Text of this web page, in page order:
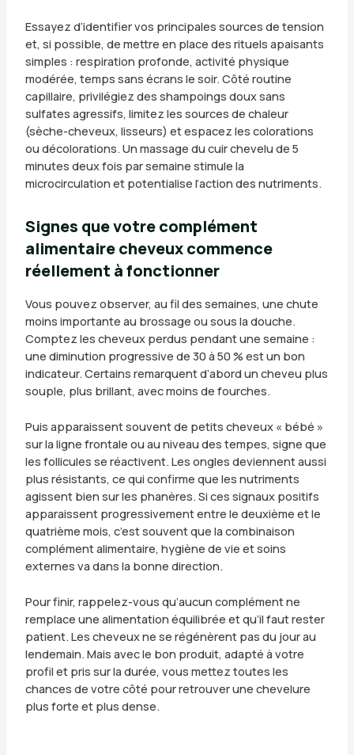
Essayez d’identifier vos principales sources de tension
et, si possible, de mettre en place des rituels apaisants
simples : respiration profonde, activité physique
modérée, temps sans écrans le soir. Côté routine
capillaire, privilégiez des shampoings doux sans
sulfates agressifs, limitez les sources de chaleur
(sèche-cheveux, lisseurs) et espacez les colorations
ou décolorations. Un massage du cuir chevelu de 5
minutes deux fois par semaine stimule la
microcirculation et potentialise l’action des nutriments.
Signes que votre complément
alimentaire cheveux commence
réellement à fonctionner
Vous pouvez observer, au fil des semaines, une chute
moins importante au brossage ou sous la douche.
Comptez les cheveux perdus pendant une semaine :
une diminution progressive de 30 à 50 % est un bon
indicateur. Certains remarquent d’abord un cheveu plus
souple, plus brillant, avec moins de fourches.
Puis apparaissent souvent de petits cheveux « bébé »
sur la ligne frontale ou au niveau des tempes, signe que
les follicules se réactivent. Les ongles deviennent aussi
plus résistants, ce qui confirme que les nutriments
agissent bien sur les phanères. Si ces signaux positifs
apparaissent progressivement entre le deuxième et le
quatrième mois, c’est souvent que la combinaison
complément alimentaire, hygiène de vie et soins
externes va dans la bonne direction.
Pour finir, rappelez-vous qu’aucun complément ne
remplace une alimentation équilibrée et qu’il faut rester
patient. Les cheveux ne se régénèrent pas du jour au
lendemain. Mais avec le bon produit, adapté à votre
profil et pris sur la durée, vous mettez toutes les
chances de votre côté pour retrouver une chevelure
plus forte et plus dense.